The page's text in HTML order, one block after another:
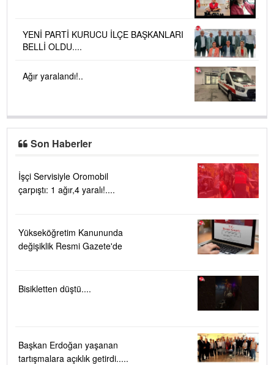
YENİ PARTİ KURUCU İLÇE BAŞKANLARI
BELLİ OLDU....
Ağır yaralandı!..
Son Haberler
İşçi Servisiyle Oromobil
çarpıştı: 1 ağır,4 yaralı!....
Yükseköğretim Kanununda
değişiklik Resmi Gazete'de
Bisikletten düştü....
Başkan Erdoğan yaşanan
tartışmalara açıklık getirdi.....